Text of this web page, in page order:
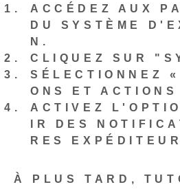
ACCÉDEZ AUX
DU SYSTÈME
N.
CLIQUEZ SUR
SÉLECTIONNEZ
ONS ET ACTIONS
ACTIVEZ
IR DES
RES
À PLUS TARD,